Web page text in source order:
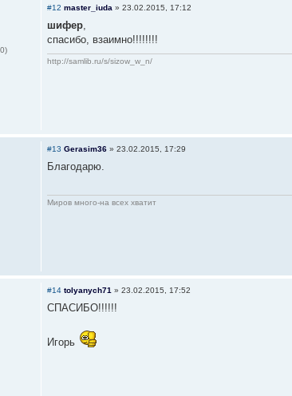
#12 master_iuda » 23.02.2015, 17:12
шифер,
спасибо, взаимно!!!!!!!!
http://samlib.ru/s/sizow_w_n/
#13 Gerasim36 » 23.02.2015, 17:29
Благодарю.
Миров много-на всех хватит
#14 tolyanych71 » 23.02.2015, 17:52
СПАСИБО!!!!!!
Игорь